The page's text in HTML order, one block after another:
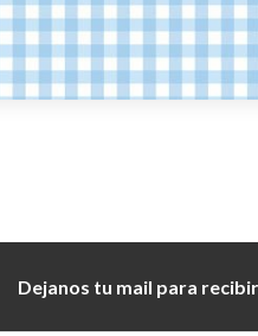
Dejanos tu mail para